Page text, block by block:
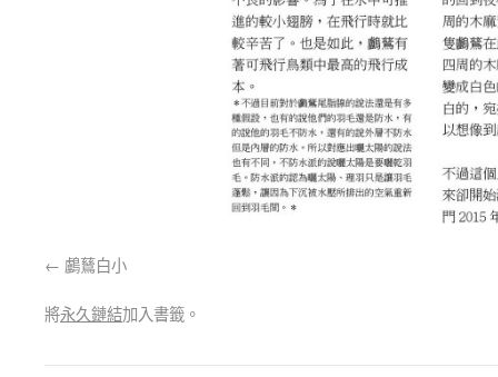
鸕鶿白小
將永久鏈結加入書籤。